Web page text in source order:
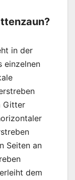
in der
einzelnen
Gitter
Seiten an
dem